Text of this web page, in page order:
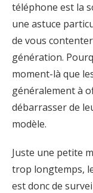
téléphone est la
une astuce
de vous
génération.
moment-là que
généralement à
débarrasser de
modèle.
Juste une petite
trop longtemps,
est donc de